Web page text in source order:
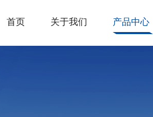
首页 关于我们 产品中心